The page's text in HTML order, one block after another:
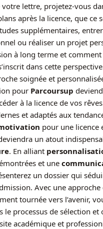
lettre, projetez-vous
après la licence, que ce
supplémentaires,
ou réaliser un projet
à long terme et comment
dans cette
soignée et
pour Parcoursup
à la licence de vos
et adaptés aux
pour une licence
un atout
. En alliant
et une
un dossier qui
Avec une approche
tournée vers l’avenir,
le processus de sélection et
académique et